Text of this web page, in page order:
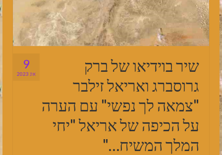
9
אוג 2023
שיר בוידיאו של ברק
גרוסברג ואריאל זילבר
"צמאה לך נפשי" עם הערה
על הכיפה של אריאל "יחי
המלך המשיח…"